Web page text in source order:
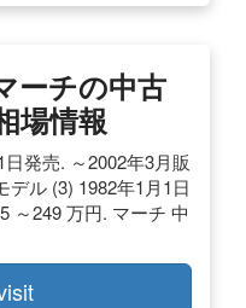
ーチの中古
場情報
発売. ～2002年3月販
デル (3) 1982年1月1日
～249 万円. マーチ 中